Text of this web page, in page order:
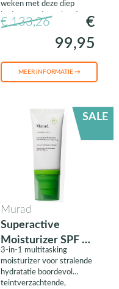
weken met deze diep
hydraterende nachtcrème
met ingekapseld retinal en
NAD+ Lift Complex.
€ 133,26
€
99,95
MEER INFORMATIE →
SALE
Murad
Superactive
Moisturizer SPF 50
Wrinkle-Fighting
3-in-1 multitasking
moisturizer voor stralende
hydratatie boordevol
teintverzachtende,